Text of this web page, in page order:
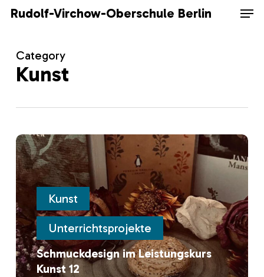
Skip
content
Rudolf-Virchow-Oberschule Berlin
Category
Kunst
Schmuckdesign
im
Leistungskurs
Kunst
12
Kunst
Unterrichtsprojekte
Schmuckdesign im Leistungskurs
Kunst 12